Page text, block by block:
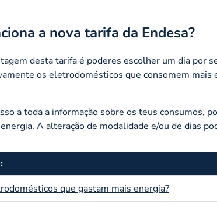
a nova tarifa da Endesa?
desta tarifa é poderes escolher um dia por
os eletrodomésticos que consomem
a toda a informação sobre os teus consumos,
A alteração de modalidade e/ou de dias
que gastam mais energia?